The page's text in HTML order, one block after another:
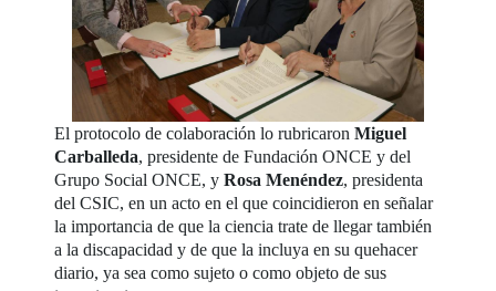
El protocolo de colaboración lo rubricaronMiguel
Carballeda, presidente de Fundación ONCE y del
Grupo Social ONCE, yRosa Menéndez, presidenta
del CSIC, en un acto en el que coincidieron en señalar
la importancia de que la ciencia trate de llegar también
a la discapacidad y de que la incluya en su quehacer
diario, ya sea como sujeto o como objeto de sus